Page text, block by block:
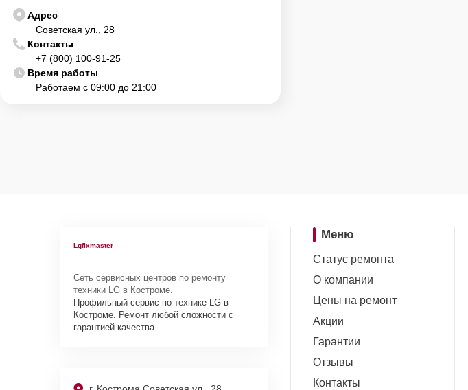
Адрес
Советская ул., 28
Контакты
+7 (800) 100-91-25
Время работы
Работаем с 09:00 до 21:00
Lgfixmaster
Сеть сервисных центров по ремонту
техники LG в Костроме.
Профильный сервис по технике LG в
Костроме. Ремонт любой сложности с
гарантией качества.
Меню
Статус ремонта
О компании
Цены на ремонт
Акции
Гарантии
Отзывы
Контакты